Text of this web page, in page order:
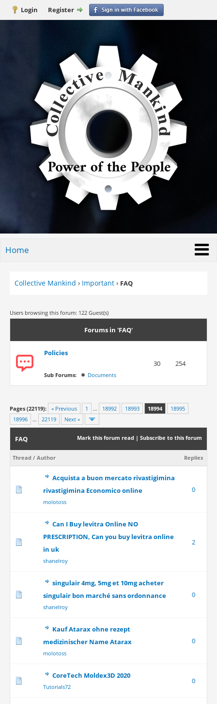
Login Register
Home
Collective Mankind › Important › FAQ
Users browsing this forum: 122 Guest(s)
Forums in 'FAQ'
Policies
Sub Forums: Documents
30 254
Pages (22119): « Previous 1 … 18992 18993 18994
18995
18996
… 22119 Next »
Mark this forum read | Subscribe to this forum
FAQ
Thread / Author Replies
Acquista a buon mercato rivastigimina
rivastigimina Economico online
molotoss
0
Can I Buy levitra Online NO
PRESCRIPTION, Can you buy levitra online
in uk
shanelroy
2
singulair 4mg, 5mg et 10mg acheter
singulair bon marché sans ordonnance
shanelroy
0
Kauf Atarax ohne rezept
medizinischer Name Atarax
molotoss
0
CoreTech Moldex3D 2020
Tutorials72
0